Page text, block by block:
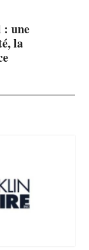
: une
la